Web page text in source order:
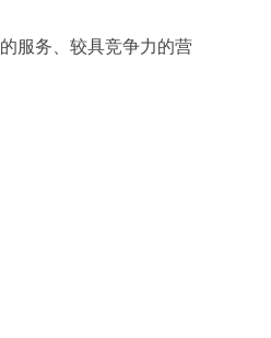
服务、较具竞争力的营